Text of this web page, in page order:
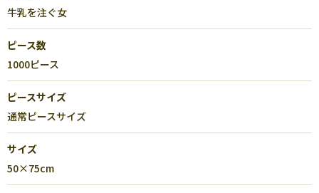
牛乳を注ぐ女
ピース数
1000ピース
ピースサイズ
通常ピースサイズ
サイズ
50×75cm